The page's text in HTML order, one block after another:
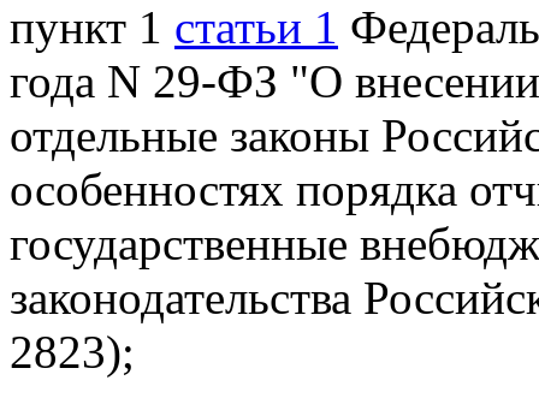
пункт 1 статьи 1
года N 29-ФЗ "О
отдельные законы
особенностях порядка
государственные
законодательства
2823);